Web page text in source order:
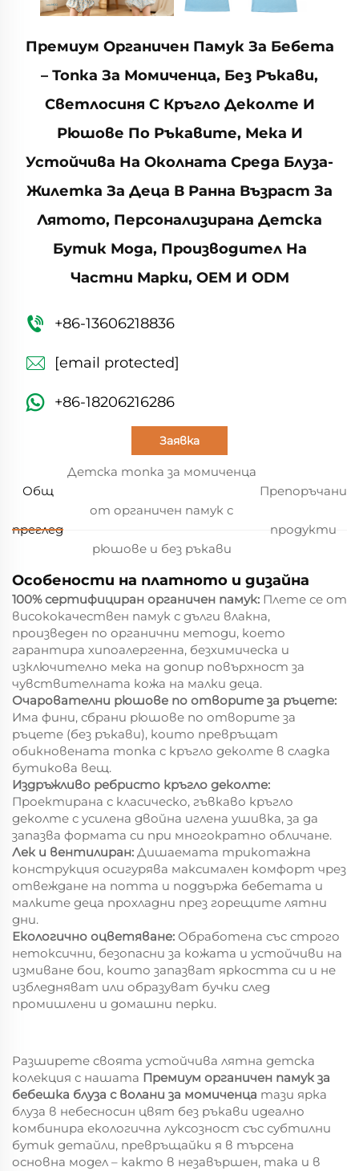
Премиум Органичен Памук За Бебета
– Топка За Момиченца, Без Ръкави,
Светлосиня С Кръгло Деколте И
Рюшове По Ръкавите, Мека И
Устойчива На Околната Среда Блуза-
Жилетка За Деца В Ранна Възраст За
Лятото, Персонализирана Детска
Бутик Мода, Производител На
Частни Марки, OEM И ODM
+86-13606218836
[email protected]
+86-18206216286
Заявка
Общ
преглед
Детска топка за момиченца
от органичен памук с
рюшове и без ръкави
Препоръчани
продукти
Особености на платното и дизайна
100% сертифициран органичен памук: Плете се от
висококачествен памук с дълги влакна,
произведен по органични методи, което
гарантира хипоалергенна, безхимическа и
изключително мека на допир повърхност за
чувствителната кожа на малки деца.
Очарователни рюшове по отворите за ръцете:
Има фини, сбрани рюшове по отворите за
ръцете (без ръкави), които превръщат
обикновената топка с кръгло деколте в сладка
бутикова вещ.
Издръжливо ребристо кръгло деколте:
Проектирана с класическо, гъвкаво кръгло
деколте с усилена двойна иглена ушивка, за да
запазва формата си при многократно обличане.
Лек и вентилиран: Дишаемата трикотажна
конструкция осигурява максимален комфорт чрез
отвеждане на потта и поддържа бебетата и
малките деца прохладни през горещите лятни
дни.
Екологично оцветяване: Обработена със строго
нетоксични, безопасни за кожата и устойчиви на
измиване бои, които запазват яркостта си и не
избледняват или образуват бучки след
промишлени и домашни перки.
Разширете своята устойчива лятна детска
колекция с нашата Премиум органичен памук за
бебешка блуза с волани за момиченца тази ярка
блуза в небесносин цвят без ръкави идеално
комбинира екологична луксозност със субтилни
бутик детайли, превръщайки я в търсена
основна модел – както в незавършен, така и в